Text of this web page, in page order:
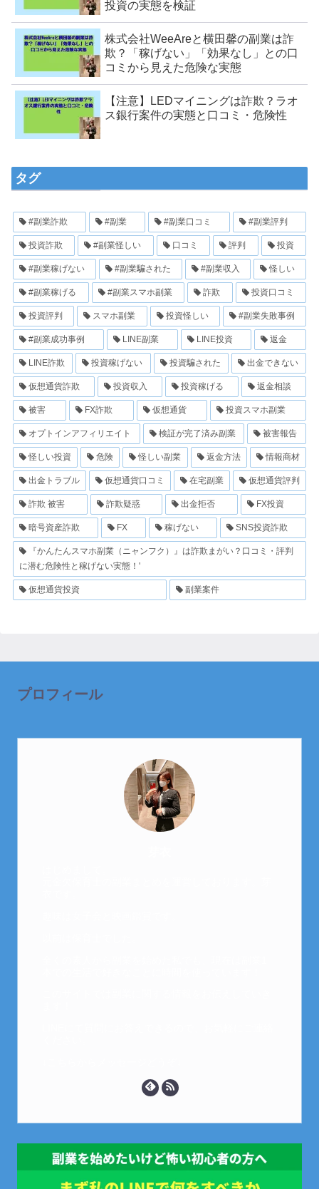
投資の実態を検証
株式会社WeeAreと横田馨の副業は詐
欺？「稼げない」「効果なし」との口
コミから見えた危険な実態
【注意】LEDマイニングは詐欺？ラオ
ス銀行案件の実態と口コミ・危険性
タグ
#副業詐欺 #副業 #副業口コミ #副業評判
投資詐欺 #副業怪しい 口コミ 評判 投資
#副業稼げない #副業騙された #副業収入 怪しい
#副業稼げる #副業スマホ副業 詐欺 投資口コミ
投資評判 スマホ副業 投資怪しい #副業失敗事例
#副業成功事例 LINE副業 LINE投資 返金
LINE詐欺 投資稼げない 投資騙された 出金できない
仮想通貨詐欺 投資収入 投資稼げる 返金相談
被害 FX詐欺 仮想通貨 投資スマホ副業
オプトインアフィリエイト 検証が完了済み副業 被害報告
怪しい投資 危険 怪しい副業 返金方法 情報商材
出金トラブル 仮想通貨口コミ 在宅副業 仮想通貨評判
詐欺 被害 詐欺疑惑 出金拒否 FX投資
暗号資産詐欺 FX 稼げない SNS投資詐欺
『かんたんスマホ副業（ニャンフク）』は詐欺まがい？口コミ・評判
に潜む危険性と稼げない実態！'
仮想通貨投資 副業案件
プロフィール